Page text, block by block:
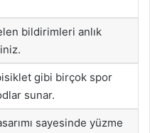
bildirimleri anlık
gibi birçok spor
sunar.
sayesinde yüzme